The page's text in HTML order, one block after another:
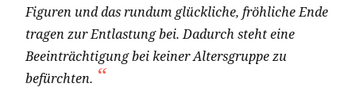
Figuren und das rundum glückliche, fröhliche Ende
tragen zur Entlastung bei. Dadurch steht eine
Beeinträchtigung bei keiner Altersgruppe zu
befürchten.